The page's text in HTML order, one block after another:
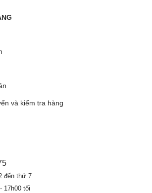
và kiểm tra hàng
đến thứ 7
17h00 tối